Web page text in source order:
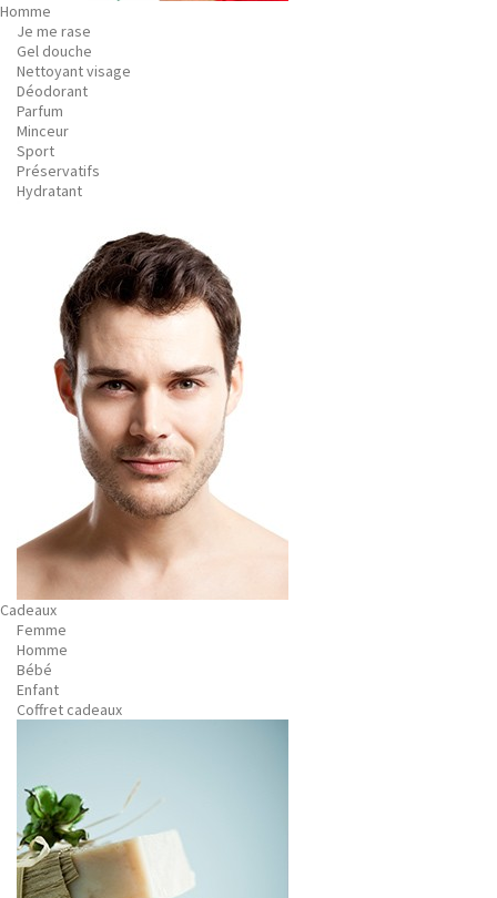
Homme
Je me rase
Gel douche
Nettoyant visage
Déodorant
Parfum
Minceur
Sport
Préservatifs
Hydratant
Cadeaux
Femme
Homme
Bébé
Enfant
Coffret cadeaux